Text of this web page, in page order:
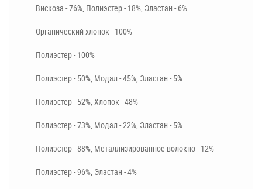
Вискоза - 76%, Полиэстер - 18%, Эластан - 6%
Органический хлопок - 100%
Полиэстер - 100%
Полиэстер - 50%, Модал - 45%, Эластан - 5%
Полиэстер - 52%, Хлопок - 48%
Полиэстер - 73%, Модал - 22%, Эластан - 5%
Полиэстер - 88%, Металлизированное волокно - 12%
Полиэстер - 96%, Эластан - 4%